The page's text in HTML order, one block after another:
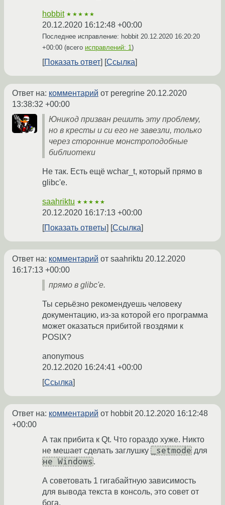
hobbit ★★★★★
20.12.2020 16:12:48 +00:00
Последнее исправление: hobbit 20.12.2020 16:20:20
+00:00 (всего исправлений: 1)
Показать ответ Ссылка
Ответ на: комментарий от peregrine 20.12.2020
13:38:32 +00:00
Юникод призван решить эту проблему,
но в кресты и си его не завезли, только
через сторонние монстроподобные
библиотеки
Не так. Есть ещё wchar_t, который прямо в
glibc'е.
saahriktu ★★★★★
20.12.2020 16:17:13 +00:00
Показать ответы
Ссылка
Ответ на: комментарий от saahriktu 20.12.2020
16:17:13 +00:00
прямо в glibc'е.
Ты серьёзно рекомендуешь человеку
документацию, из-за которой его программа
может оказаться прибитой гвоздями к
POSIX?
anonymous
20.12.2020 16:24:41 +00:00
Ссылка
Ответ на: комментарий от hobbit20.12.2020 16:12:48
+00:00
А так прибита к Qt. Что гораздо хуже. Никто
не мешает сделать заглушку
_setmode для
не Windows .
А советовать 1 гигабайтную зависимость
для вывода текста в консоль, это совет от
бога.